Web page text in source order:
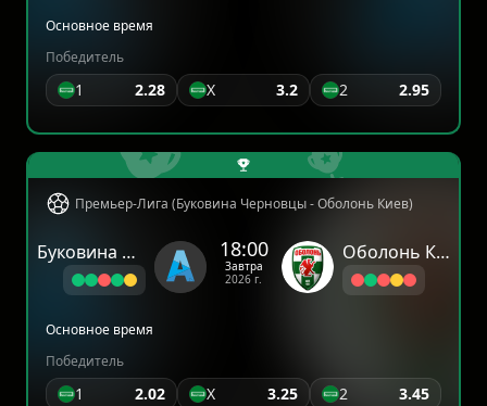
Основное время
Победитель
1 2.28 X 3.2 2 2.95
Премьер-Лига (Буковина Черновцы - Оболонь Киев)
Буковина Черновцы 18:00
Завтра
2026 г.
Оболонь Киев
Основное время
Победитель
1 2.02 X 3.25 2 3.45